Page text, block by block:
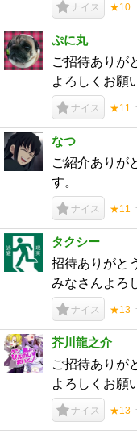
ナイス ★10
ぷに丸
ご招待ありが
よろしくお願
ナイス ★11
なつ
ご紹介ありが
す。
ナイス ★11
タクシー
招待ありがと
みなさんよろ
ナイス ★13
芥川龍之介
ご招待ありが
よろしくお願
ナイス ★13